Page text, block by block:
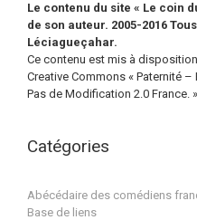
Le contenu du site « Le coin
de son auteur. 2005-2016
Léciagueçahar.
Ce contenu est mis à
Creative Commons « Paternité
Pas de Modification 2.0 France. »
Catégories
Abécédaire des comédiens
Base de liens